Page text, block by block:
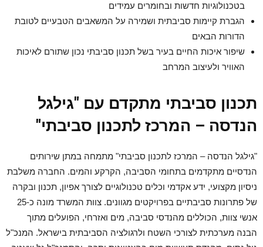
בטכנולוגיות חדשות ובחומרים עמידים
הגברת קיימות סביבתית ושמירה על המשאבים הטבעיים לטובת
הדורות הבאים
שיפור איכות החיים בעיר בשל תכנון סביבתי נכון שתורם לאיכות
האוויר ולעיצוב המרחב
תכנון סביבתי מתקדם עם "גילגל
הנדסה – המרכז לתכנון סביבתי"
"גילגל הנדסה – המרכז לתכנון סביבתי" מתמחה במתן שירותים
הנדסיים מתקדמים בתחומי הסביבה, הקרקע והמים. החברה משלבת
ניסיון מקצועי, ידע אקדמי וכלים טכנולוגיים לצורך אפיון, תכנון ובקרה
של פתרונות סביבתיים בפרויקטים מגוונים. צוות המשרד מונה כ-25
אנשי צוות, הכוללים מהנדסי סביבה, מים ואזרחי, הפועלים מתוך
הבנה מערכתית לצורכי השטח ולרגולציה הסביבתית בישראל. המנכ"ל